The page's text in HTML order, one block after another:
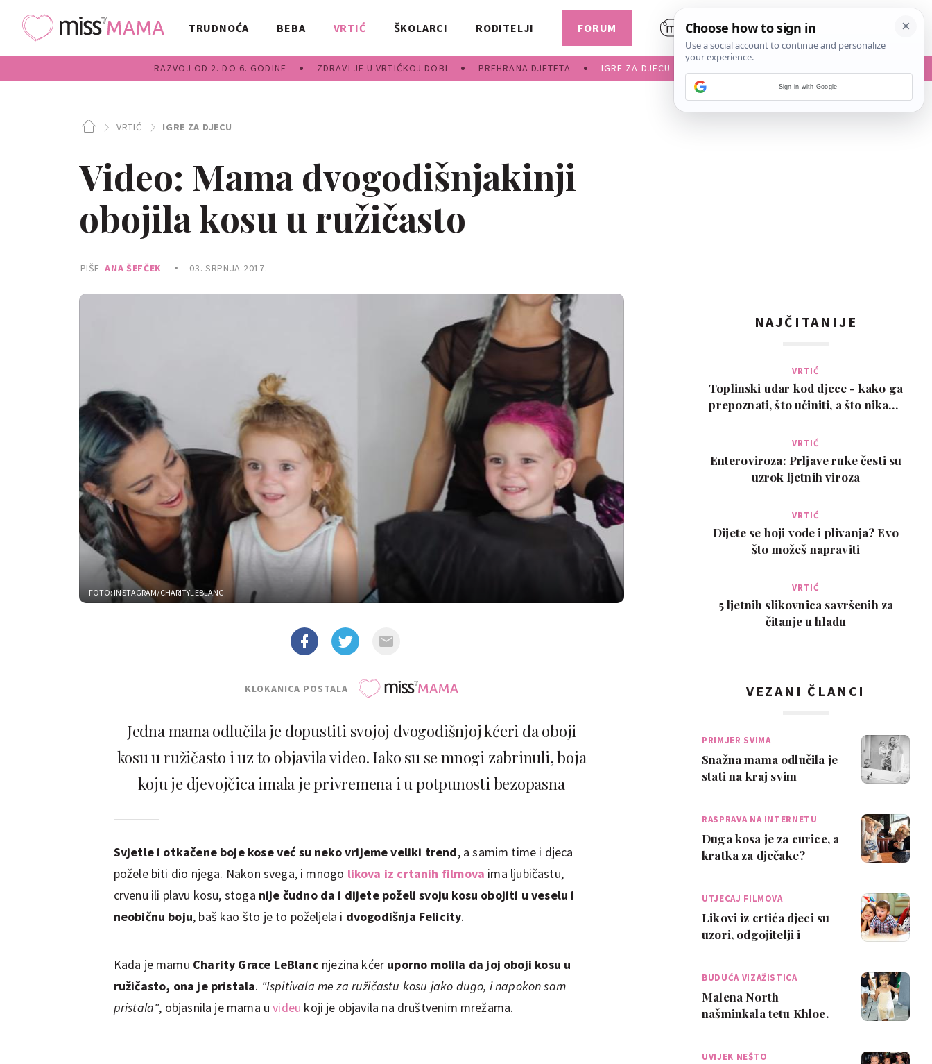
TRUDNOĆA BEBA VRTIĆ
RAZVOJ OD 2. DO 6. GODINE ZDRAVLJE U VRTIĆKOJ DOBI PREHRANA DJETETA IGRE ZA DJECU
ŠKOLARCI RODITELJI FORUM
VRTIĆ IGRE ZA DJECU
Video: Mama dvogodišnjakinji
obojila kosu u ružičasto
PIŠE ANA ŠEFČEK 03. SRPNJA 2017.
FOTO: INSTAGRAM/CHARITYLEBLANC
KLOKANICA POSTALA
Jedna mama odlučila je dopustiti svojoj dvogodišnjoj kćeri da oboji
kosu u ružičasto i uz to objavila video. Iako su se mnogi zabrinuli, boja
koju je djevojčica imala je privremena i u potpunosti bezopasna
Svjetle i otkačene boje kose već su neko vrijeme veliki trend, a samim time i djeca
požele biti dio njega. Nakon svega, i mnogo likova iz crtanih filmova ima ljubičastu,
crvenu ili plavu kosu, stoga nije čudno da i dijete poželi svoju kosu obojiti u veselu i
neobičnu boju, baš kao što je to poželjela i dvogodišnja Felicity.
Kada je mamu Charity Grace LeBlancnjezina kćer uporno molila da joj oboji kosu u
ružičasto, ona je pristala. "Ispitivala me za ružičastu kosu jako dugo, i napokon sam
pristala", objasnila je mama uvideu koji je objavila na društvenim mrežama.
NAJČITANIJE
VRTIĆ
Toplinski udar kod djece - kako ga
prepoznati, što učiniti, a što nikako
VRTIĆ
Enteroviroza: Prljave ruke česti su
uzrok ljetnih viroza
VRTIĆ
Dijete se boji vode i plivanja? Evo
što možeš napraviti
VRTIĆ
5 ljetnih slikovnica savršenih za
čitanje u hladu
VEZANI ČLANCI
PRIMJER SVIMA
Snažna mama odlučila je
stati na kraj svim
RASPRAVA NA INTERNETU
Duga kosa je za curice, a
kratka za dječake?
UTJECAJ FILMOVA
Likovi iz crtića djeci su
uzori, odgojitelji i
BUDUĆA VIZAŽISTICA
Malena North
našminkala tetu Khloe.
UVIJEK NEŠTO
Sign in with Google